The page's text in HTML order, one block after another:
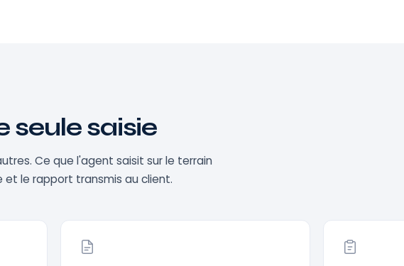
seule saisie
Ce que l'agent saisit sur le terrain
et le rapport transmis au client.